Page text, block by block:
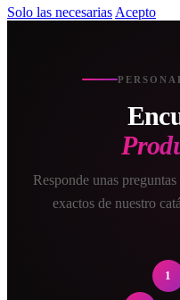
Solo las necesarias Acepto
Responde unas
exactos de nuestro
1